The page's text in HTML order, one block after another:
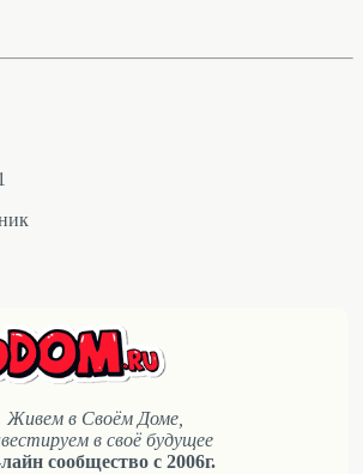
Живем в Своём Доме,
в своё будущее
сообщество с 2006г.